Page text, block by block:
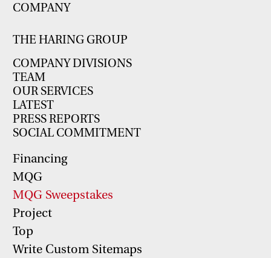
COMPANY
THE HARING GROUP
COMPANY DIVISIONS
TEAM
OUR SERVICES
LATEST
PRESS REPORTS
SOCIAL COMMITMENT
Financing
MQG
MQG Sweepstakes
Project
Top
Write Custom Sitemaps